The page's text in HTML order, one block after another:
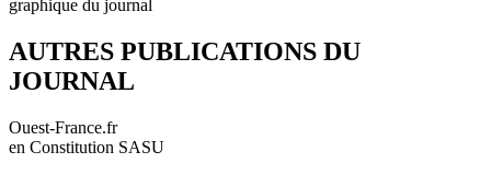
graphique du journal
AUTRES PUBLICATIONS DU
JOURNAL
Ouest-France.fr
en Constitution SASU